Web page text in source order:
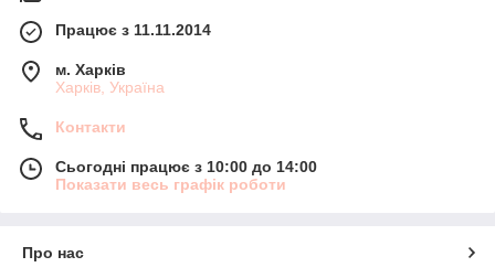
Працює з 11.11.2014
м. Харків
Харків, Україна
Контакти
Сьогодні працює з 10:00 до 14:00
Показати весь графік роботи
Про нас